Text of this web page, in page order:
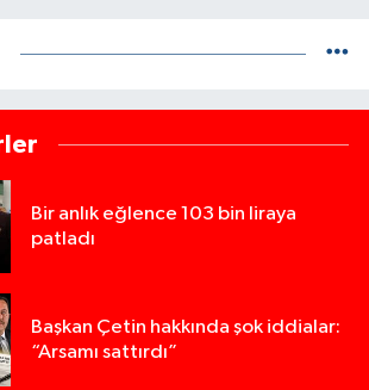
Bir anlık eğlence 103 bin liraya
patladı
Başkan Çetin hakkında şok iddialar:
“Arsamı sattırdı”